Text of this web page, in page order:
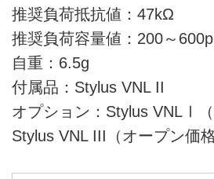
推奨負荷抵抗値：47kΩ
推奨負荷容量値：200～
自重：6.5g
付属品：Stylus VNL II
オプション：Stylus VNLⅠ（
Stylus VNL III（オープン価格